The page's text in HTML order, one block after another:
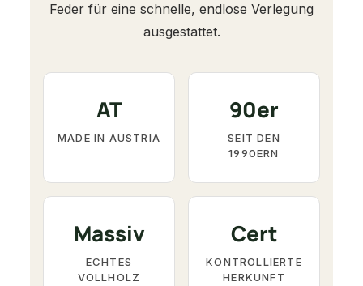
Feder für eine schnelle, endlose Verlegung
ausgestattet.
AT
MADE IN AUSTRIA
90er
SEIT DEN
1990ERN
Massiv
ECHTES
VOLLHOLZ
Cert
KONTROLLIERTE
HERKUNFT